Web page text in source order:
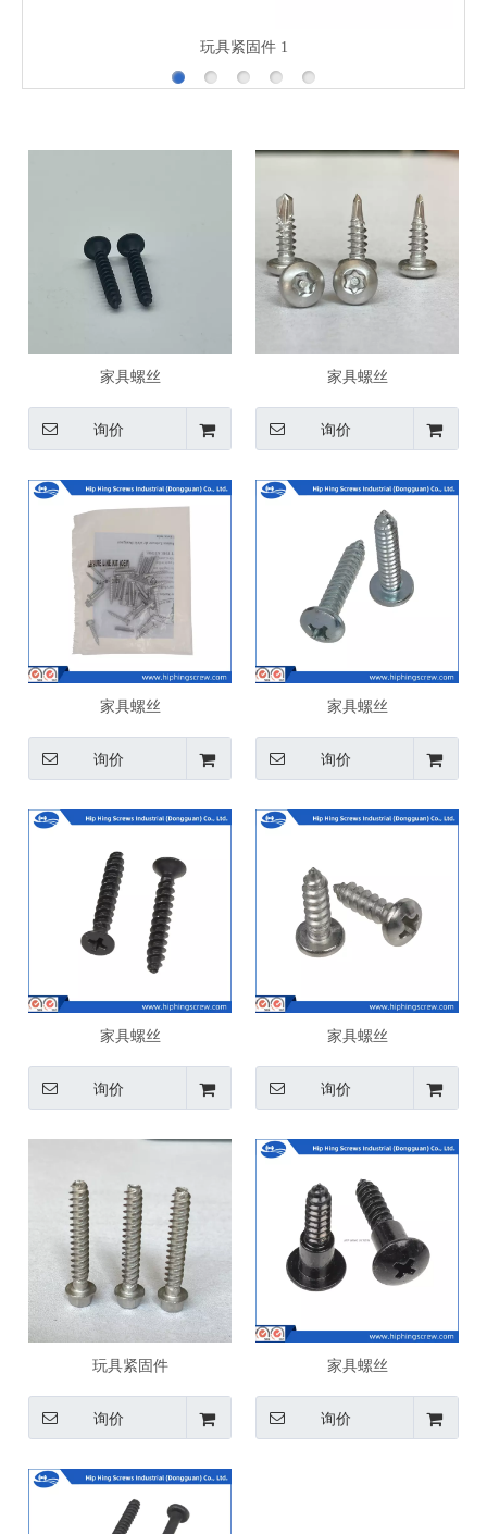
玩具紧固件 1
家具螺丝
询价
家具螺丝
询价
家具螺丝
询价
家具螺丝
询价
家具螺丝
询价
家具螺丝
询价
玩具紧固件
询价
家具螺丝
询价